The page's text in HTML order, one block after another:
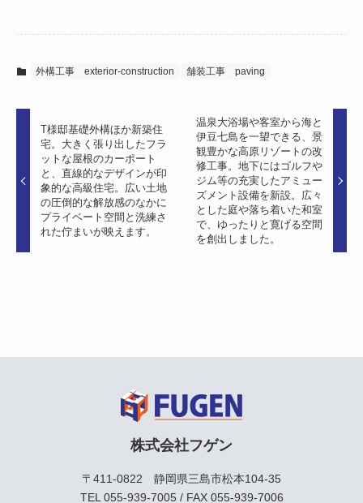
外構工事 exterior-construction 舗装工事 paving
T様邸基礎外構ほか新築住
宅。大きく張り出したフラ
ットな屋根のカーポート
と、直線的なデザインが印
象的な高級住宅。広い土地
の圧倒的な解放感のなかに
プライベート空間と洗練さ
れた佇まいが映えます。
温泉大浴場や客室から海と
伊豆七島を一望できる、景
観豊かな高原リゾートの改
修工事。地下にはゴルフや
ジム等の充実したアミュー
ズメント設備を新設。広々
とした庭や落ち着いた和室
で、ゆったりと寛げる空間
を創出しました。
株式会社フゲン
〒411-0822 静岡県三島市松本104-35
TEL 055-939-7005/ FAX 055-939-7006